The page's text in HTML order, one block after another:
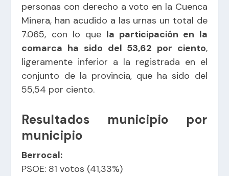
personas con derecho a voto en la Cuenca
Minera, han acudido a las urnas un total de
7.065, con lo que la participación en la
comarca ha sido del 53,62 por ciento,
ligeramente inferior a la registrada en el
conjunto de la provincia, que ha sido del
55,54 por ciento.
Resultados municipio por
municipio
Berrocal:
PSOE: 81 votos (41,33%)